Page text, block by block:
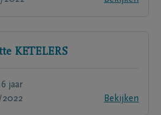
KETELERS
jaar
Bekijken